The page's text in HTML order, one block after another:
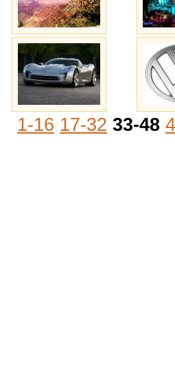
1-16 17-32 33-48